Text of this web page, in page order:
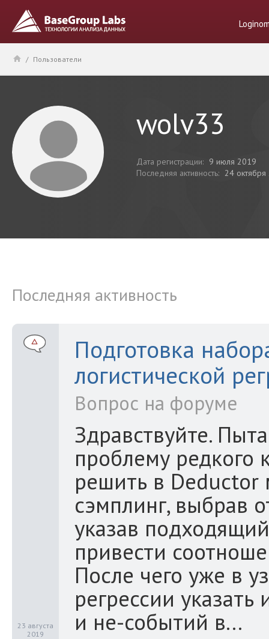
/ Пользователи
wolv33
Дата регистрации: 9 июля 2019
Последняя активность: 24
Последняя активность
23 августа
2019
Подготовка
логистической
Вопрос на форуме
Здравствуйте.
проблему редкого
решить в Deductor
сэмплинг, выбрав
указав
привести
После чего уже в
регрессии
и не-событий в...